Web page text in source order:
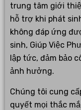
trung tâm giới
hỗ trợ khi phát
không đáp ứng
sinh, Giúp Việc
lập tức, đảm bảo
ảnh hưởng.
Chúng tôi cung
quyết mọi thắc